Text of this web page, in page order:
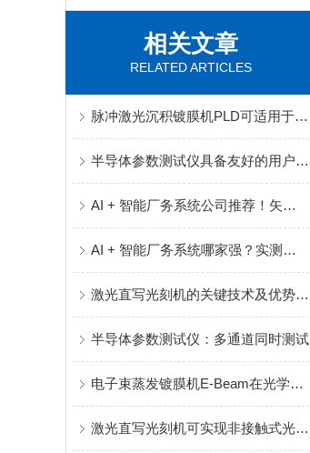
相关文章
RELATED ARTICLES
脉冲激光沉积镀膜机PLD可适用于多种材料和不同类型的衬底
半导体参数测试仪具备友好的用户界面和灵活的操作方式
AI + 智能厂务系统公司推荐！矢量科学 半导体智能厂务系统全链路解决方案服务商
AI + 智能厂务系统哪家强？实测解析实力制造商矢量科学核心优势
激光直写光刻机的关键技术及优势体现
半导体参数测试仪：多通道同时测试
电子束蒸发镀膜机E-Beam在光学薄膜制造中的作用
激光直写光刻机可实现非接触式光刻加工